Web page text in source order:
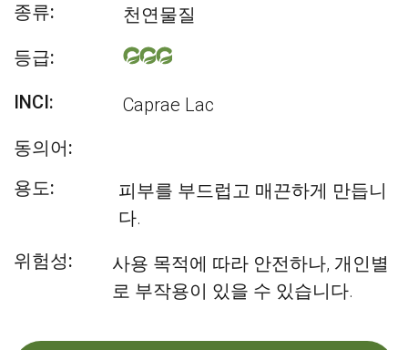
종류:
천연물질
등급:
INCI:
Caprae Lac
동의어:
용도:
피부를 부드럽고 매끈하게 만듭니
다.
위험성:
사용 목적에 따라 안전하나, 개인별
로 부작용이 있을 수 있습니다.